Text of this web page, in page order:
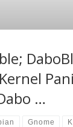
…
Gnome